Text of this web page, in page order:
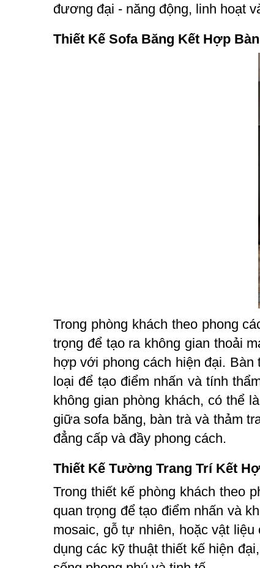
đương đại - năng động, linh hoạt
Thiết Kế Sofa Băng Kết Hợp
Trong phòng khách theo phong
trọng để tạo ra không gian thoải
hợp với phong cách hiện đại.
loại để tạo điểm nhấn và tính
không gian phòng khách, có thể
giữa sofa băng, bàn trà và thảm
đẳng cấp và đầy phong cách.
Thiết Kế Tường Trang Trí Kết
Trong thiết kế phòng khách theo
quan trọng để tạo điểm nhấn và
mosaic, gỗ tự nhiên, hoặc vật
dụng các kỹ thuật thiết kế hiện